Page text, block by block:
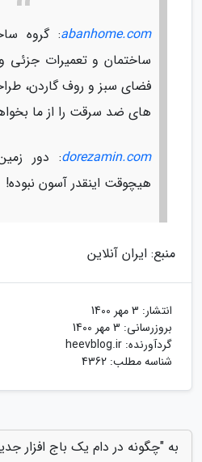
abanhome.com: گروه
ساختمان و تعمیرات جزئی
فضای سبز و روف گاردن،
های ضد سرقت را از ما
dorezamin.com: دور
هیچوقت اینقدر آسون نبوده!
منبع: ایران آنلاین
انتشار: 3 مهر 1400
بروزرسانی: 3 مهر 1400
گردآورنده: heevblog.ir
شناسه مطلب: 4362
به "چگونه در دام یک باج افزار